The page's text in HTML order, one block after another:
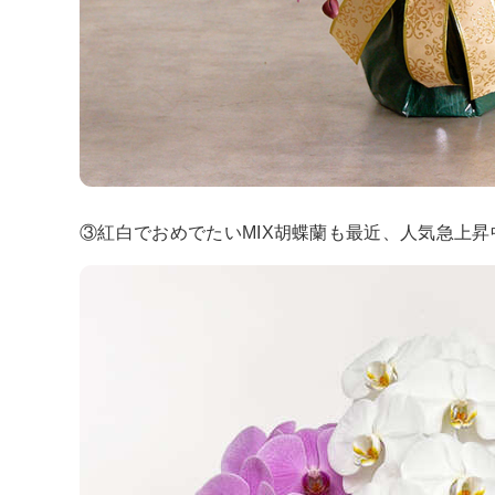
③紅白でおめでたいMIX胡蝶蘭も最近、人気急上昇